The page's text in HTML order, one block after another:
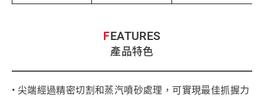
FEATURES
產品特色
• 尖端經過精密切割和蒸汽噴砂處理，可實現最佳抓握力